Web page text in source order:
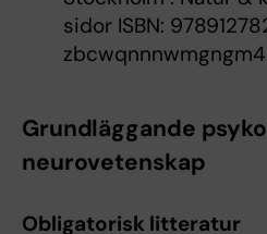
sidor ISBN:
Grundläggande
neurovetenskap
Obligatorisk litteratur